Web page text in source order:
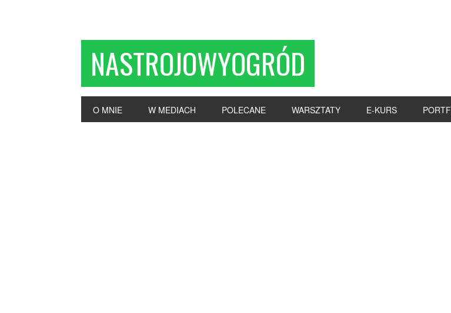
NASTROJOWYOGRÓD
O MNIE W MEDIACH POLECANE WARSZTATY E-KURS